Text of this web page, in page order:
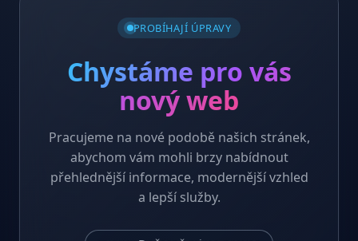
PROBÍHAJÍ ÚPRAVY
Chystáme pro vás
nový web
Pracujeme na nové podobě našich stránek,
abychom vám mohli brzy nabídnout
přehlednější informace, modernější vzhled
a lepší služby.